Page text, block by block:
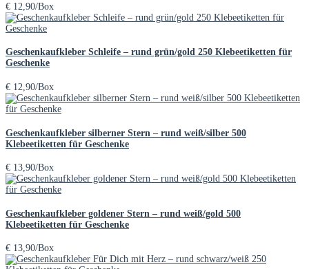
€ 12,90/Box
Geschenkaufkleber Schleife – rund grün/gold 250 Klebeetiketten für
Geschenke
€ 12,90/Box
Geschenkaufkleber silberner Stern – rund weiß/silber 500
Klebeetiketten für Geschenke
€ 13,90/Box
Geschenkaufkleber goldener Stern – rund weiß/gold 500
Klebeetiketten für Geschenke
€ 13,90/Box